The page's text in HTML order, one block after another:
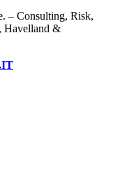
– Consulting, Risk,
&